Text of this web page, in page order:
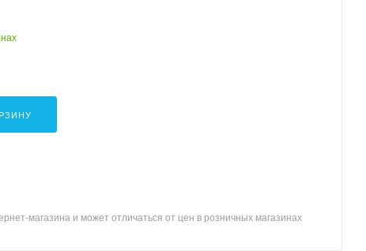
магазина и может отличаться от цен в розничных магазинах